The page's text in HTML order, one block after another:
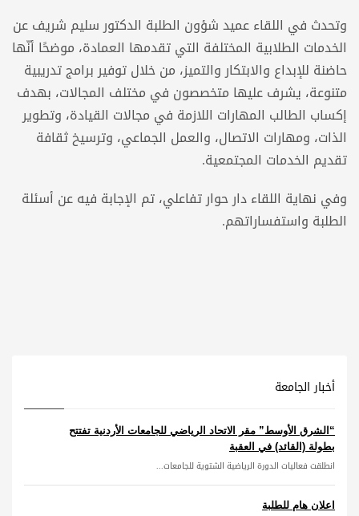
وتحدث في اللقاء عميد شؤون الطلبة الدكتور سليم شريف عن
الخدمات الطلابية المختلفة التي تقدمها العمادة، موضحًا أنّها
حاضنة للإبداع والابتكار والتميز، من خلال توفير برامج تدريبية
متنوعة، يشرف عليها متخصصون في مختلف المجالات، بهدف
إكساب الطالب المهارات اللازمة في مجالات القيادة، وتطوير
الذات، ومهارات الاتصال، والعمل الجماعي، وترسيخ ثقافة
تقديم الخدمات المجتمعية.
وفي نهاية اللقاء دار حوار تفاعلي، تم الإجابة فيه عن أسئلة
الطلبة واستفساراتهم.
أخبار الجامعة
“الشرق الأوسط” مقر الاتحاد الرياضي للجامعات الأردنية تفتتح
بطولة (القائد) في العقبة
انطلقت فعاليات الدورة الرياضية الشتوية للجامعات...
اعلان هام للطلبة